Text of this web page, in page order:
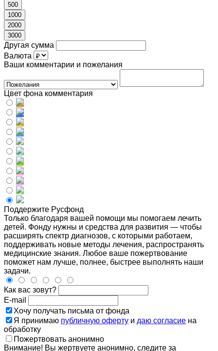
500
1000
2000
3000
Другая сумма
Валюта
Ваши комментарии и пожелания
Цвет фона комментария
Поддержите Русфонд
Только благодаря вашей помощи мы помогаем лечить
детей. Фонду нужны и средства для развития — чтобы
расширять спектр диагнозов, с которыми работаем,
поддерживать новые методы лечения, распространять
медицинские знания. Любое ваше пожертвование
поможет нам лучше, полнее, быстрее выполнять наши
задачи.
Как вас зовут?
E-mail
Хочу получать письма от фонда
Я принимаю публичную оферту и даю согласие на
обработку
Пожертвовать анонимно
Внимание! Вы жертвуете анонимно, следите за